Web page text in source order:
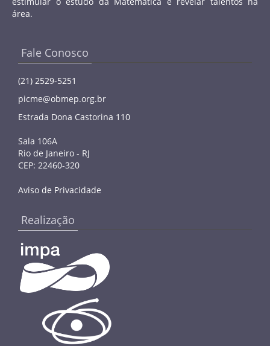
área.
Fale Conosco
(21) 2529-5251
picme@obmep.org.br
Estrada Dona Castorina 110
Sala 106A
Rio de Janeiro - RJ
CEP: 22460-320
Aviso de Privacidade
Realização